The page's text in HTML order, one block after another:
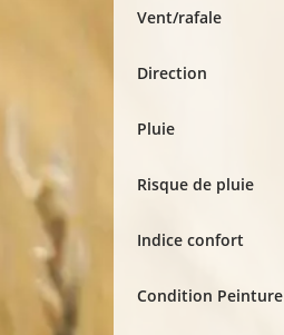
Vent/rafale
Direction
Pluie
Risque de pluie
Indice confort
Condition Peinture